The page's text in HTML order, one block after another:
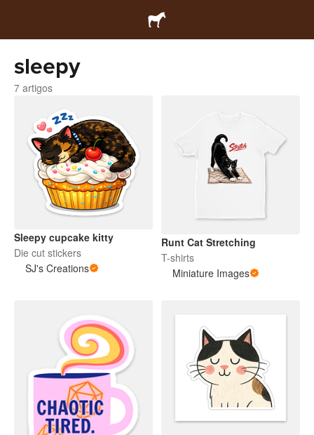
sleepy
7 artigos
Sleepy cupcake kitty
Die cut stickers
SJ's Creations
Runt Cat Stretching
T-shirts
Miniature Images